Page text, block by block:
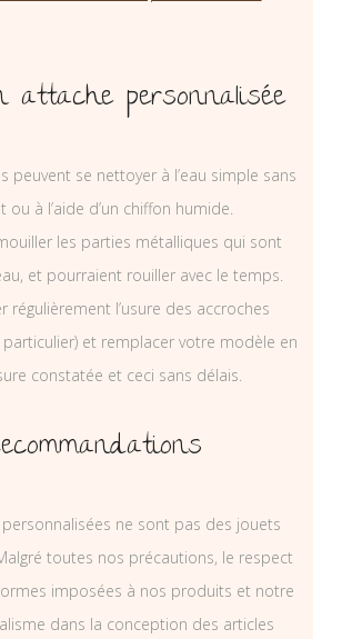
attache personnalisée
peuvent se nettoyer à l’eau simple sans
ou à l’aide d’un chiffon humide.
les parties métalliques qui sont
et pourraient rouiller avec le temps.
régulièrement l’usure des accroches
particulier) et remplacer votre modèle en
constatée et ceci sans délais.
ne sont pas des jouets
toutes nos précautions, le respect
imposées à nos produits et notre
dans la conception des articles